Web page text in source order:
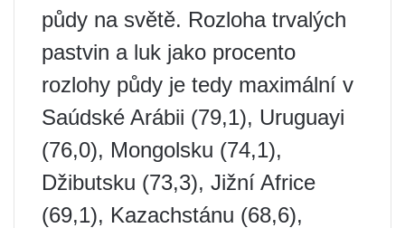
půdy na světě. Rozloha trvalých
pastvin a luk jako procento
rozlohy půdy je tedy maximální v
Saúdské Arábii (79,1), Uruguayi
(76,0), Mongolsku (74,1),
Džibutsku (73,3), Jižní Africe
(69,1), Kazachstánu (68,6),